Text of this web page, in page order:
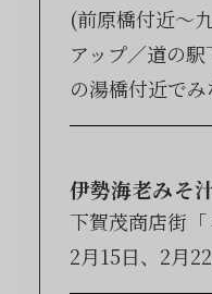
(前原橋付近～
アップ／道の
の湯橋付近で
伊勢海老みそ
下賀茂商店街
2月15日、2月